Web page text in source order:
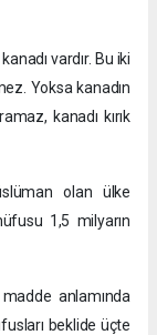
vardır. Bu iki
Yoksa kanadın
kanadı kırık
olan ülke
1,5 milyarın
anlamında
beklide üçte